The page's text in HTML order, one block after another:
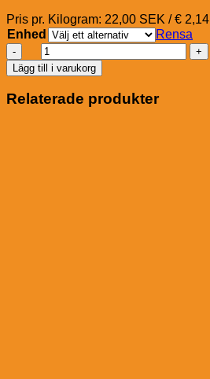
Pris pr. Kilogram: 22,00 SEK / € 2,14
Enhed
Rensa
H
Breeder
Balance
Pellets
Lägg till i varukorg
Relaterade produkter